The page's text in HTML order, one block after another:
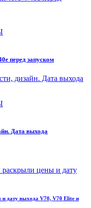
перед запуском
Дата выхода
и дату выхода V70, V70 Elite и